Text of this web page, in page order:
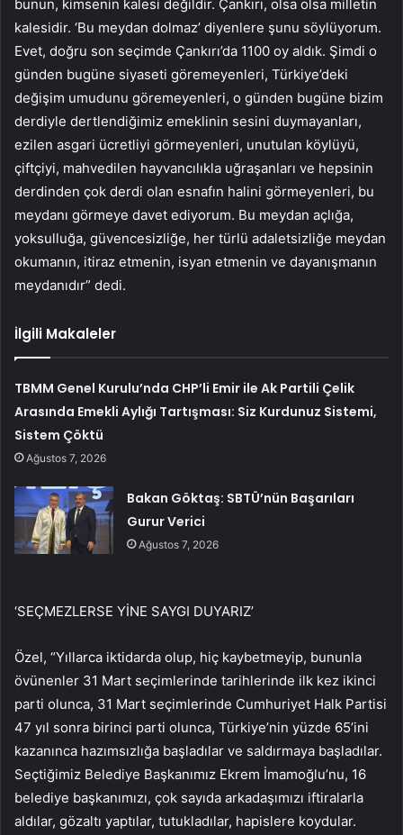
bunun, kimsenin kalesi değildir. Çankırı, olsa olsa milletin
kalesidir. ‘Bu meydan dolmaz’ diyenlere şunu söylüyorum.
Evet, doğru son seçimde Çankırı’da 1100 oy aldık. Şimdi o
günden bugüne siyaseti göremeyenleri, Türkiye’deki
değişim umudunu göremeyenleri, o günden bugüne bizim
derdiyle dertlendiğimiz emeklinin sesini duymayanları,
ezilen asgari ücretliyi görmeyenleri, unutulan köylüyü,
çiftçiyi, mahvedilen hayvancılıkla uğraşanları ve hepsinin
derdinden çok derdi olan esnafın halini görmeyenleri, bu
meydanı görmeye davet ediyorum. Bu meydan açlığa,
yoksulluğa, güvencesizliğe, her türlü adaletsizliğe meydan
okumanın, itiraz etmenin, isyan etmenin ve dayanışmanın
meydanıdır” dedi.
İlgili Makaleler
TBMM Genel Kurulu’nda CHP’li Emir ile Ak Partili Çelik
Arasında Emekli Aylığı Tartışması: Siz Kurdunuz Sistemi,
Sistem Çöktü
Ağustos 7, 2026
Bakan Göktaş: SBTÜ’nün Başarıları
Gurur Verici
Ağustos 7, 2026
‘SEÇMEZLERSE YİNE SAYGI DUYARIZ’
Özel, “Yıllarca iktidarda olup, hiç kaybetmeyip, bununla
övünenler 31 Mart seçimlerinde tarihlerinde ilk kez ikinci
parti olunca, 31 Mart seçimlerinde Cumhuriyet Halk Partisi
47 yıl sonra birinci parti olunca, Türkiye’nin yüzde 65’ini
kazanınca hazımsızlığa başladılar ve saldırmaya başladılar.
Seçtiğimiz Belediye Başkanımız Ekrem İmamoğlu’nu, 16
belediye başkanımızı, çok sayıda arkadaşımızı iftiralarla
aldılar, gözaltı yaptılar, tutukladılar, hapislere koydular.